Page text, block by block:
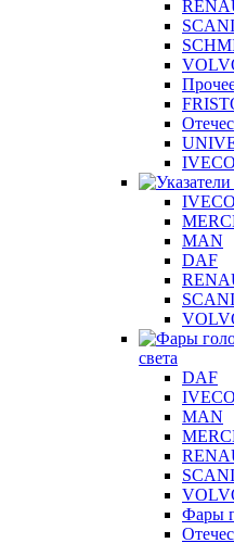
IVECO
IVECO
MAN
DAF
света
DAF
IVECO
MAN
Фары